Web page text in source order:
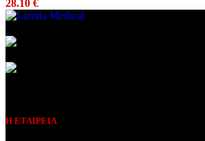
28.10 €
Η ΕΤΑΙΡΕΙΑ